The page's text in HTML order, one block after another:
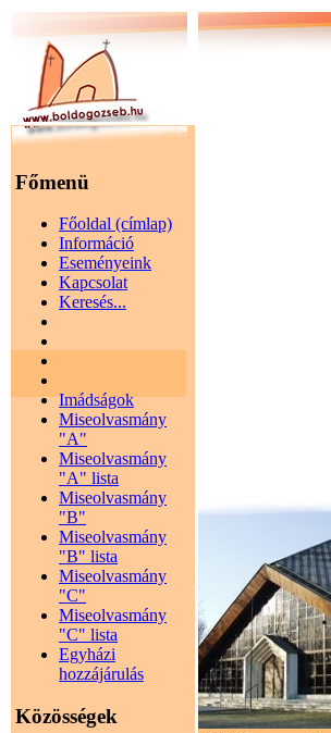
Főmenü
Főoldal (címlap)
Információ
Eseményeink
Kapcsolat
Keresés...
Imádságok
Miseolvasmány
"A"
Miseolvasmány
"A" lista
Miseolvasmány
"B"
Miseolvasmány
"B" lista
Miseolvasmány
"C"
Miseolvasmány
"C" lista
Egyházi
hozzájárulás
Közösségek